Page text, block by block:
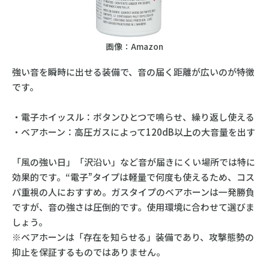
画像：Amazon
強い音を瞬時に出せる装備で、音の届く距離が広いのが特徴
です。
・電子ホイッスル：ボタンひとつで鳴らせ、繰り返し使える
・ベアホーン：高圧ガスによって120dB以上の大音量を出す
「風の強い日」「沢沿い」など音が届きにくい場所では特に
効果的です。“電子”タイプは軽量で何度も使えるため、コス
パ重視の人におすすめ。ガスタイプのベアホーンは一発勝負
ですが、音の強さは圧倒的です。使用環境に合わせて選びま
しょう。
※ベアホーンは「存在を知らせる」装備であり、攻撃態勢の
抑止を保証するものではありません。